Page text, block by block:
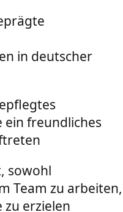
in deutscher
ein freundliches
sowohl
Team zu arbeiten,
erzielen